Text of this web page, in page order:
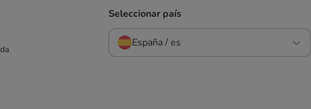
Seleccionar país
España / es